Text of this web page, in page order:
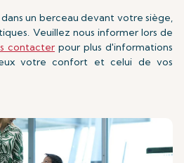
un berceau devant votre siège,
Veuillez nous informer lors de
contacter pour plus d'informations
votre confort et celui de vos